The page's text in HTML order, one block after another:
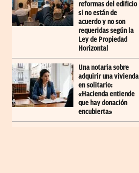
reformas del edificio
si no están de
acuerdo y no son
requeridas según la
Ley de Propiedad
Horizontal
Una notaria sobre
adquirir una vivienda
en solitario:
«Hacienda entiende
que hay donación
encubierta»